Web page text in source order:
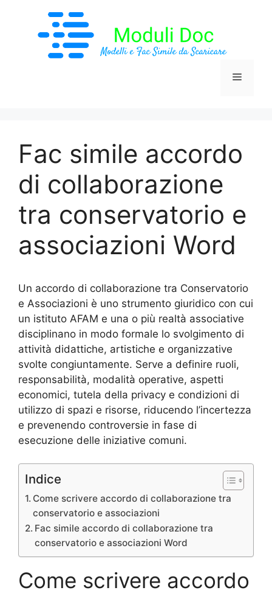
contenuto
Menu
Fac simile accordo
di collaborazione
tra conservatorio e
associazioni​ Word
Un accordo di collaborazione tra Conservatorio
e Associazioni è uno strumento giuridico con cui
un istituto AFAM e una o più realtà associative
disciplinano in modo formale lo svolgimento di
attività didattiche, artistiche e organizzative
svolte congiuntamente. Serve a definire ruoli,
responsabilità, modalità operative, aspetti
economici, tutela della privacy e condizioni di
utilizzo di spazi e risorse, riducendo l’incertezza
e prevenendo controversie in fase di
esecuzione delle iniziative comuni.
Indice
Come scrivere accordo di collaborazione tra
conservatorio e associazioni​
Fac simile accordo di collaborazione tra
conservatorio e associazioni​ Word
Come scrivere accordo